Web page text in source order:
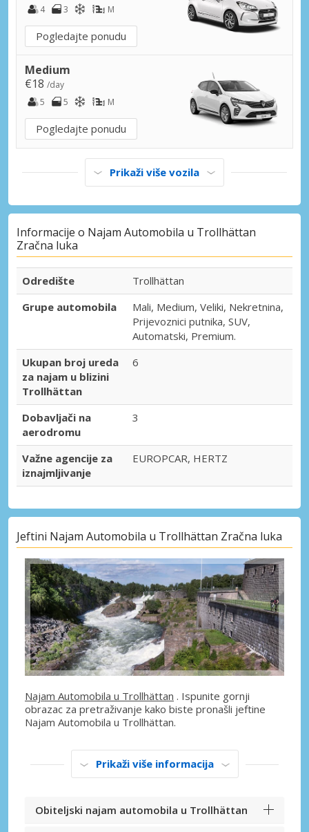
4
3 M
Pogledajte ponudu
Medium
€18 /day
5
5 M
Pogledajte ponudu
Prikaži više vozila
Informacije o Najam Automobila u Trollhättan
Zračna luka
Odredište
Trollhättan
Grupe automobila
Mali, Medium, Veliki, Nekretnina,
Prijevoznici putnika, SUV,
Automatski, Premium.
Ukupan broj ureda
za najam u blizini
Trollhättan
6
Dobavljači na
aerodromu
3
Važne agencije za
iznajmljivanje
EUROPCAR, HERTZ
Jeftini Najam Automobila u Trollhättan Zračna luka
Najam Automobila u Trollhättan . Ispunite gornji
obrazac za pretraživanje kako biste pronašli jeftine
Najam Automobila u Trollhättan.
Prikaži više informacija
Obiteljski najam automobila u Trollhättan